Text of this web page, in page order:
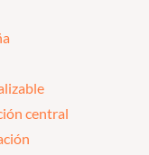
central